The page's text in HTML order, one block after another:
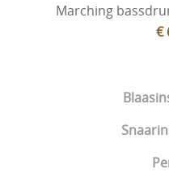
Marching
€